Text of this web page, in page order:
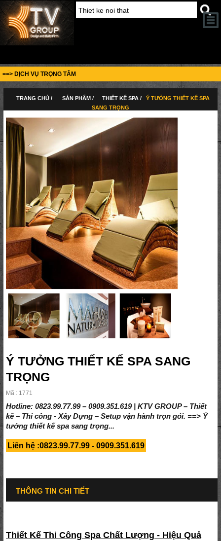
==> DỊCH VỤ TRỌNG TÂM
TRANG CHỦ / SẢN PHẨM / THIẾT KẾ SPA /
Ý TƯỞNG THIẾT KẾ SPA
SANG TRỌNG
Ý TƯỞNG THIẾT KẾ SPA SANG
TRỌNG
Mã : 1771
Hotline: 0823.99.77.99 – 0909.351.619 | KTV GROUP – Thiết
kế – Thi công - Xây Dựng – Setup vận hành trọn gói. ==> Ý
tưởng thiết kế spa sang trọng...
Liên hệ :0823.99.77.99 - 0909.351.619
THÔNG TIN CHI TIẾT
Thiết Kế Thi Công Spa Chất Lượng - Hiệu Quả